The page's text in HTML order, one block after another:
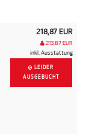
218,87 EUR
213,87 EUR
inkl. Ausstattung
LEIDER
AUSGEBUCHT